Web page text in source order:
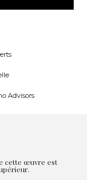
Advisors
cette œuvre est